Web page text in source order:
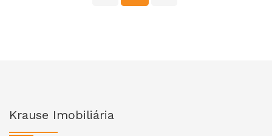
Krause Imobiliária